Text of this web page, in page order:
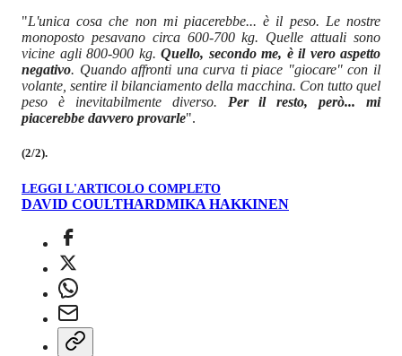
"L'unica cosa che non mi piacerebbe... è il peso. Le nostre
monoposto pesavano circa 600-700 kg. Quelle attuali sono
vicine agli 800-900 kg. Quello, secondo me, è il vero aspetto
negativo. Quando affronti una curva ti piace "giocare" con il
volante, sentire il bilanciamento della macchina. Con tutto quel
peso è inevitabilmente diverso. Per il resto, però... mi
piacerebbe davvero provarle".
(2/2).
LEGGI L'ARTICOLO COMPLETO
DAVID COULTHARDMIKA HAKKINEN